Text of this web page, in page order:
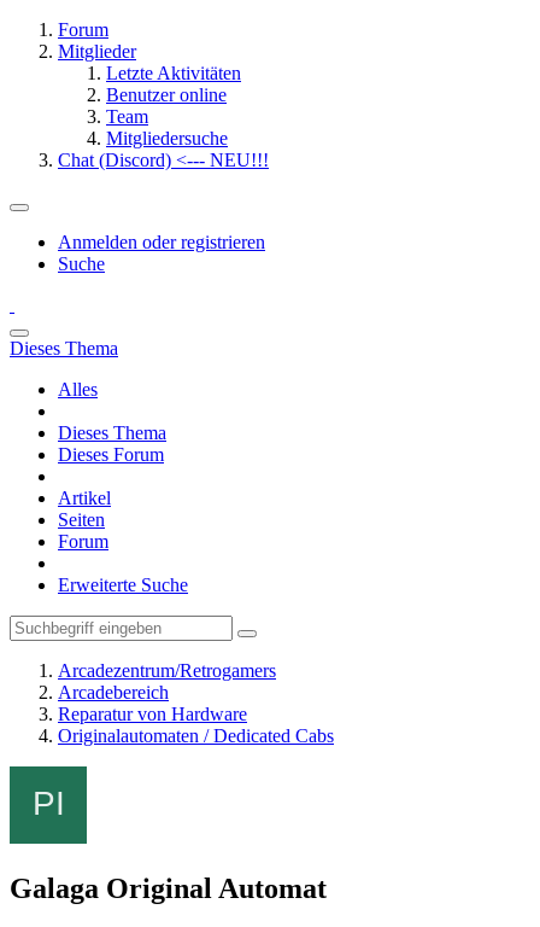
Forum
Mitglieder
Letzte Aktivitäten
Benutzer online
Team
Mitgliedersuche
Chat (Discord) <--- NEU!!!
Anmelden oder registrieren
Suche
Dieses Thema
Alles
Dieses Thema
Dieses Forum
Artikel
Seiten
Forum
Erweiterte Suche
Arcadezentrum/Retrogamers
Arcadebereich
Reparatur von Hardware
Originalautomaten / Dedicated Cabs
Galaga Original Automat